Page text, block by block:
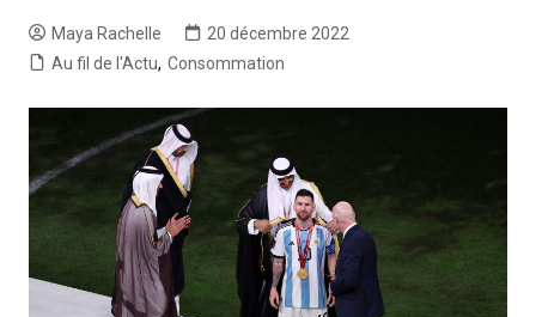
Maya Rachelle
20 décembre 2022
Au fil de l'Actu, Consommation